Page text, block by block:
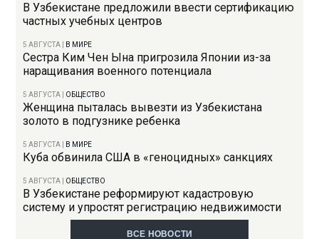
В Узбекистане предложили ввести сертификацию
частных учебных центров
5 АВГУСТА В МИРЕ
Сестра Ким Чен Ына пригрозила Японии из-за
наращивания военного потенциала
5 АВГУСТА ОБЩЕСТВО
Женщина пыталась вывезти из Узбекистана
золото в подгузнике ребенка
5 АВГУСТА В МИРЕ
Куба обвинила США в «геноцидных» санкциях
5 АВГУСТА ОБЩЕСТВО
В Узбекистане реформируют кадастровую
систему и упростят регистрацию недвижимости
ВСЕ НОВОСТИ